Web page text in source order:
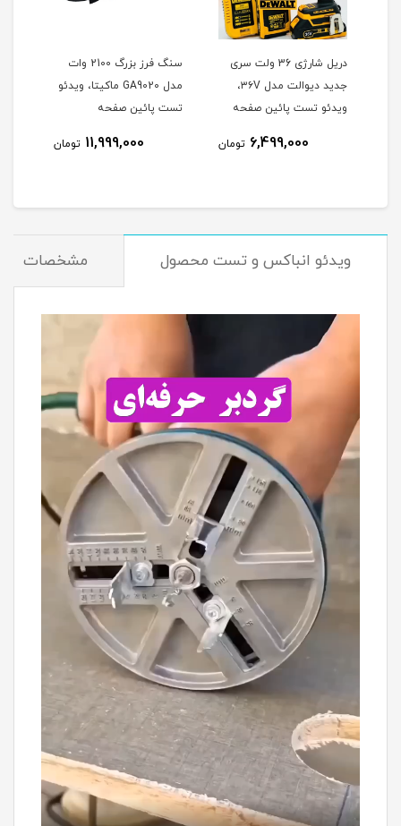
دریل شارژی 36 ولت سری
جدید دیوالت مدل ۳۶V،
ویدئو تست پائین صفحه
6,499,000 تومان
سنگ فرز بزرگ 2100 وات
مدل GA9020 ماکیتا، ویدئو
تست پائین صفحه
11,999,000 تومان
ویدئو انباکس و تست محصول مشخصات